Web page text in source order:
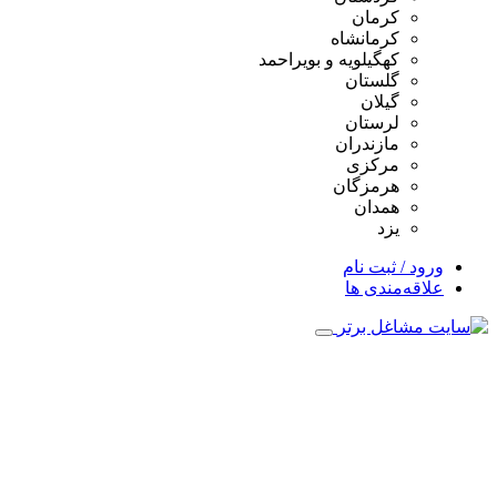
کرمان
کرمانشاه
کهگیلویه و بویراحمد
گلستان
گیلان
لرستان
مازندران
مرکزی
هرمزگان
همدان
یزد
ورود / ثبت نام
علاقه‌مندی ها